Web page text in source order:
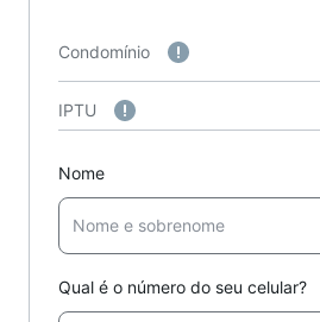
Condomínio
IPTU
Nome
Qual é o número do seu celular?